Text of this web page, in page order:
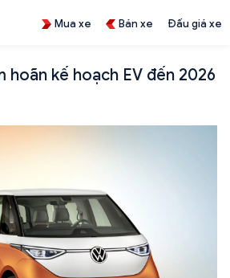
Mua xe Bán xe Đấu giá xe
hoãn kế hoạch EV đến 2026